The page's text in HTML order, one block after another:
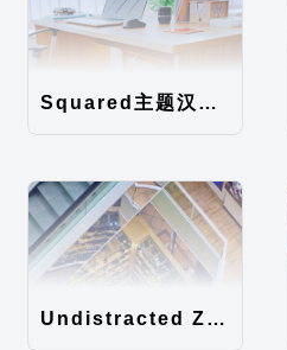
Squared主题汉化包
Undistracted Zen主题汉化包